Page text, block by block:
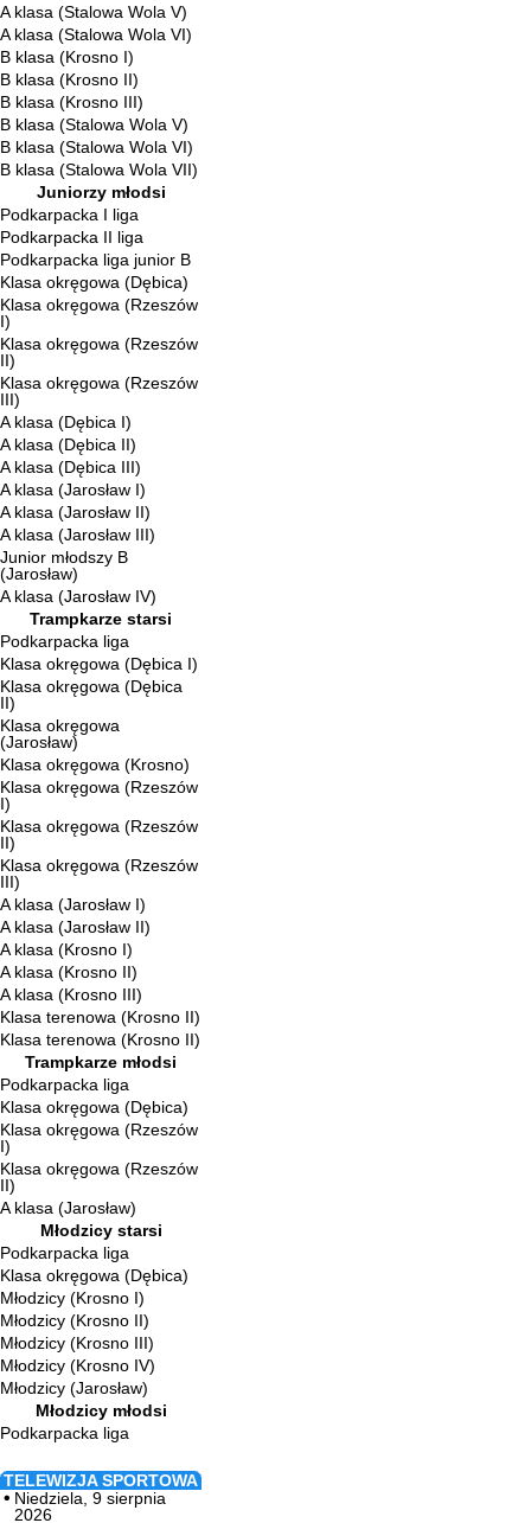
A klasa (Stalowa Wola V)
A klasa (Stalowa Wola VI)
B klasa (Krosno I)
B klasa (Krosno II)
B klasa (Krosno III)
B klasa (Stalowa Wola V)
B klasa (Stalowa Wola VI)
B klasa (Stalowa Wola VII)
Juniorzy młodsi
Podkarpacka I liga
Podkarpacka II liga
Podkarpacka liga junior B
Klasa okręgowa (Dębica)
Klasa okręgowa (Rzeszów
I)
Klasa okręgowa (Rzeszów
II)
Klasa okręgowa (Rzeszów
III)
A klasa (Dębica I)
A klasa (Dębica II)
A klasa (Dębica III)
A klasa (Jarosław I)
A klasa (Jarosław II)
A klasa (Jarosław III)
Junior młodszy B
(Jarosław)
A klasa (Jarosław IV)
Trampkarze starsi
Podkarpacka liga
Klasa okręgowa (Dębica I)
Klasa okręgowa (Dębica
II)
Klasa okręgowa
(Jarosław)
Klasa okręgowa (Krosno)
Klasa okręgowa (Rzeszów
I)
Klasa okręgowa (Rzeszów
II)
Klasa okręgowa (Rzeszów
III)
A klasa (Jarosław I)
A klasa (Jarosław II)
A klasa (Krosno I)
A klasa (Krosno II)
A klasa (Krosno III)
Klasa terenowa (Krosno II)
Klasa terenowa (Krosno II)
Trampkarze młodsi
Podkarpacka liga
Klasa okręgowa (Dębica)
Klasa okręgowa (Rzeszów
I)
Klasa okręgowa (Rzeszów
II)
A klasa (Jarosław)
Młodzicy starsi
Podkarpacka liga
Klasa okręgowa (Dębica)
Młodzicy (Krosno I)
Młodzicy (Krosno II)
Młodzicy (Krosno III)
Młodzicy (Krosno IV)
Młodzicy (Jarosław)
Młodzicy młodsi
Podkarpacka liga
TELEWIZJA SPORTOWA
Niedziela, 9 sierpnia
2026